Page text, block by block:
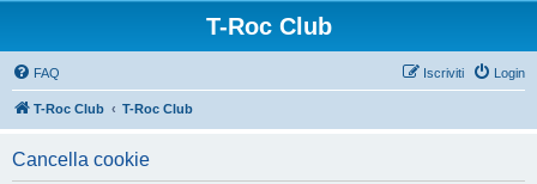
T-Roc Club
FAQ Login
Iscriviti
T-Roc Club T-Roc Club
Cancella cookie